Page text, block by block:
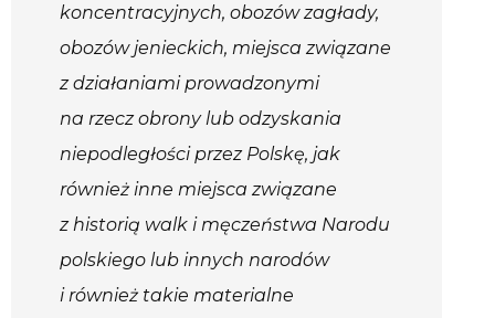
koncentracyjnych, obozów zagłady,
obozów jenieckich, miejsca związane
z działaniami prowadzonymi
na rzecz obrony lub odzyskania
niepodległości przez Polskę, jak
również inne miejsca związane
z historią walk i męczeństwa Narodu
polskiego lub innych narodów
i również takie materialne